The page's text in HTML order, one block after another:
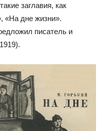
заглавия, как
«На дне жизни».
писатель и